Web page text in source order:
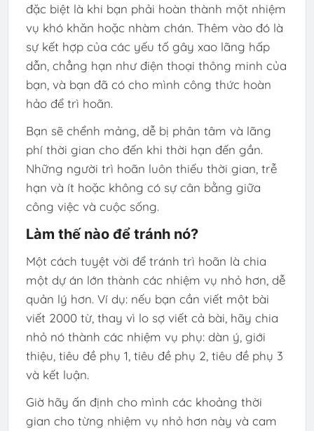
đặc biệt là khi bạn phải hoàn thành một nhiệm
vụ khó khăn hoặc nhàm chán. Thêm vào đó là
sự kết hợp của các yếu tố gây xao lãng hấp
dẫn, chẳng hạn như điện thoại thông minh của
bạn, và bạn đã có cho mình công thức hoàn
hảo để trì hoãn.
Bạn sẽ chểnh mảng, dễ bị phân tâm và lãng
phí thời gian cho đến khi thời hạn đến gần.
Những người trì hoãn luôn thiếu thời gian, trễ
hạn và ít hoặc không có sự cân bằng giữa
công việc và cuộc sống.
Làm thế nào để tránh nó?
Một cách tuyệt vời để tránh trì hoãn là chia
một dự án lớn thành các nhiệm vụ nhỏ hơn, dễ
quản lý hơn. Ví dụ: nếu bạn cần viết một bài
viết 2000 từ, thay vì lo sợ viết cả bài, hãy chia
nhỏ nó thành các nhiệm vụ phụ: dàn ý, giới
thiệu, tiêu đề phụ 1, tiêu đề phụ 2, tiêu đề phụ 3
và kết luận.
Giờ hãy ấn định cho mình các khoảng thời
gian cho từng nhiệm vụ nhỏ hơn này và cam